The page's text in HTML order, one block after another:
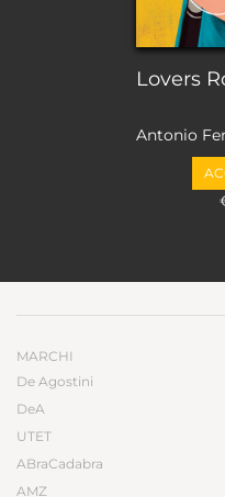
Lovers
Antonio
MARCHI
De Agostini
DeA
UTET
ABraCadabra
AMZ